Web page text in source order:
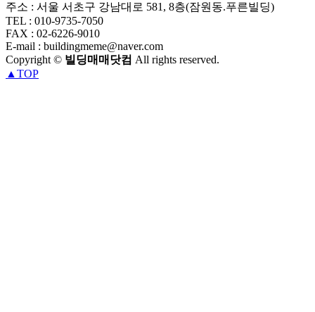
주소 : 서울 서초구 강남대로 581, 8층(잠원동.푸른빌딩)
TEL : 010-9735-7050
FAX : 02-6226-9010
E-mail : buildingmeme@naver.com
Copyright © 빌딩매매닷컴 All rights reserved.
▲TOP